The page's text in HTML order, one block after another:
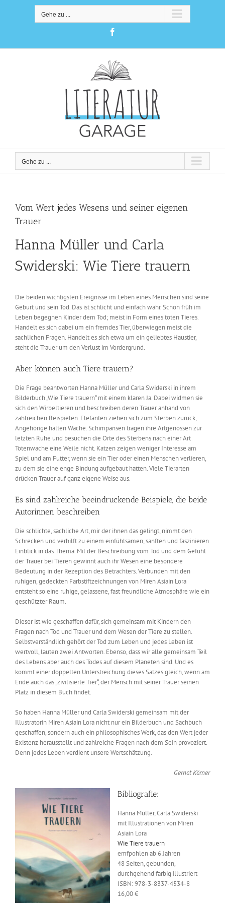
Gehe zu ...
Gehe zu ...
Vom Wert jedes Wesens und seiner eigenen
Trauer
Hanna Müller und Carla
Swiderski: Wie Tiere trauern
Die beiden wichtigsten Ereignisse im Leben eines Menschen sind seine
Geburt und sein Tod. Das ist schlicht und einfach wahr. Schon früh im
Leben begegnen Kinder dem Tod; meist in Form eines toten Tieres.
Handelt es sich dabei um ein fremdes Tier, überwiegen meist die
sachlichen Fragen. Handelt es sich etwa um ein geliebtes Haustier,
steht die Trauer um den Verlust im Vordergrund.
Aber können auch Tiere trauern?
Die Frage beantworten Hanna Müller und Carla Swiderski in ihrem
Bilderbuch „Wie Tiere trauern“ mit einem klaren Ja. Dabei widmen sie
sich den Wirbeltieren und beschreiben deren Trauer anhand von
zahlreichen Beispielen. Elefanten ziehen sich zum Sterben zurück,
Angehörige halten Wache. Schimpansen tragen ihre Artgenossen zur
letzten Ruhe und besuchen die Orte des Sterbens nach einer Art
Totenwache eine Weile nicht. Katzen zeigen weniger Interesse am
Spiel und am Futter, wenn sie ein Tier oder einen Menschen verlieren,
zu dem sie eine enge Bindung aufgebaut hatten. Viele Tierarten
drücken Trauer auf ganz eigene Weise aus.
Es sind zahlreiche beeindruckende Beispiele, die beide
Autorinnen beschreiben
Die schlichte, sachliche Art, mir der ihnen das gelingt, nimmt den
Schrecken und verhilft zu einem einfühlsamen, sanften und faszinieren
Einblick in das Thema. Mit der Beschreibung vom Tod und dem Gefühl
der Trauer bei Tieren gewinnt auch ihr Wesen eine besondere
Bedeutung in der Rezeption des Betrachters. Verbunden mit den
ruhigen, gedeckten Farbstiftzeichnungen von Miren Asiain Lora
entsteht so eine ruhige, gelassene, fast freundliche Atmosphäre wie ein
geschützter Raum.
Dieser ist wie geschaffen dafür, sich gemeinsam mit Kindern den
Fragen nach Tod und Trauer und dem Wesen der Tiere zu stellen.
Selbstverständlich gehört der Tod zum Leben und jedes Leben ist
wertvoll, lauten zwei Antworten. Ebenso, dass wir alle gemeinsam Teil
des Lebens aber auch des Todes auf diesem Planeten sind. Und es
kommt einer doppelten Unterstreichung dieses Satzes gleich, wenn am
Ende auch das „zivilisierte Tier“, der Mensch mit seiner Trauer seinen
Platz in diesem Buch findet.
So haben Hanna Müller und Carla Swiderski gemeinsam mit der
Illustratorin Miren Asiain Lora nicht nur ein Bilderbuch und Sachbuch
geschaffen, sondern auch ein philosophisches Werk, das den Wert jeder
Existenz herausstellt und zahlreiche Fragen nach dem Sein provoziert.
Denn jedes Leben verdient unsere Wertschätzung.
Gernot Körner
Bibliografie:
Hanna Müller, Carla Swiderski
mit Illustrationen von Miren
Asiain Lora
Wie Tiere trauern
emfpohlen ab 6 Jahren
48 Seiten, gebunden,
durchgehend farbig illustriert
ISBN: 978-3-8337-4534-8
16,00 €